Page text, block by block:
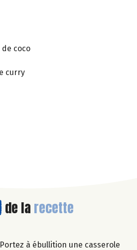
de coco
curry
de la recette
Portez à ébullition une casserole